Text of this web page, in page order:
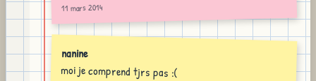
11 mars 2014
nanine
moi je comprend tjrs pas :(